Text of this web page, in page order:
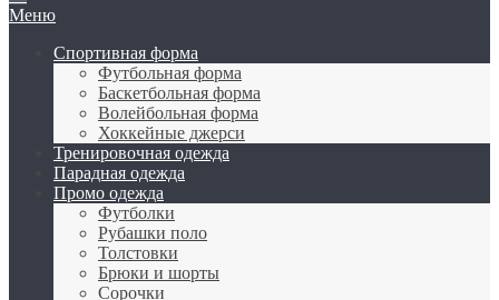
Меню
Спортивная форма
Футбольная форма
Баскетбольная форма
Волейбольная форма
Хоккейные джерси
Тренировочная одежда
Парадная одежда
Промо одежда
Футболки
Рубашки поло
Толстовки
Брюки и шорты
Сорочки